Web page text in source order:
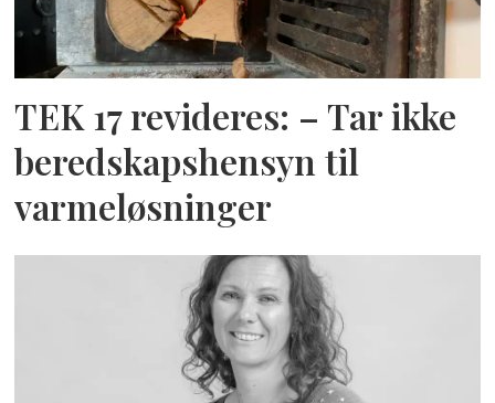
TEK 17 revideres: – Tar ikke
beredskapshensyn til
varmeløsninger